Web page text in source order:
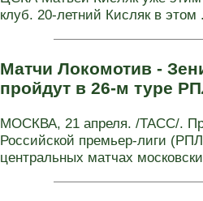
клуб. 20-летний Кисляк в этом
Матчи Локомотив -
пройдут в 26-м туре
МОСКВА, 21 апреля. /ТАСС/.
Российской премьер-лиги
центральных матчах